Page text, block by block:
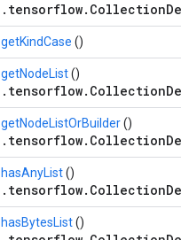
getKindCase ()
getNodeList()
getNodeListOrBuilder()
hasAnyList()
hasBytesList()